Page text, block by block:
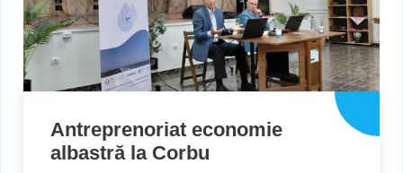
Antreprenoriat economie
albastră la Corbu